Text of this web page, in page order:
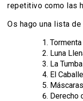
repetitivo como las
Os hago una lista
Tormenta
Luna
La Tumba
El
Derecho